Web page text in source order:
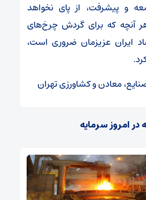
و پیشرفت، از پای نخواهد
آنچه که برای گردش چرخ‌های
ایران عزیزمان ضروری است،
صنایع، معادن و کشاورزی تهران
در امروز سرمایه